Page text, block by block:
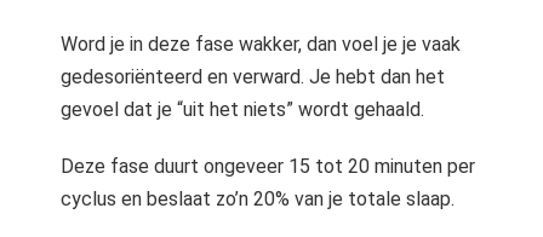
Word je in deze fase wakker, dan voel je je vaak
gedesoriënteerd en verward. Je hebt dan het
gevoel dat je “uit het niets” wordt gehaald.
Deze fase duurt ongeveer 15 tot 20 minuten per
cyclus en beslaat zo’n 20% van je totale slaap.